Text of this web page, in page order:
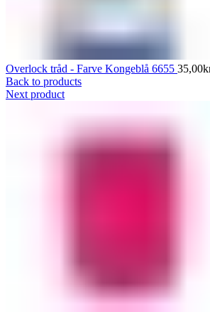
Overlock tråd - Farve Kongeblå 6655 35,00
Back to products
Next product